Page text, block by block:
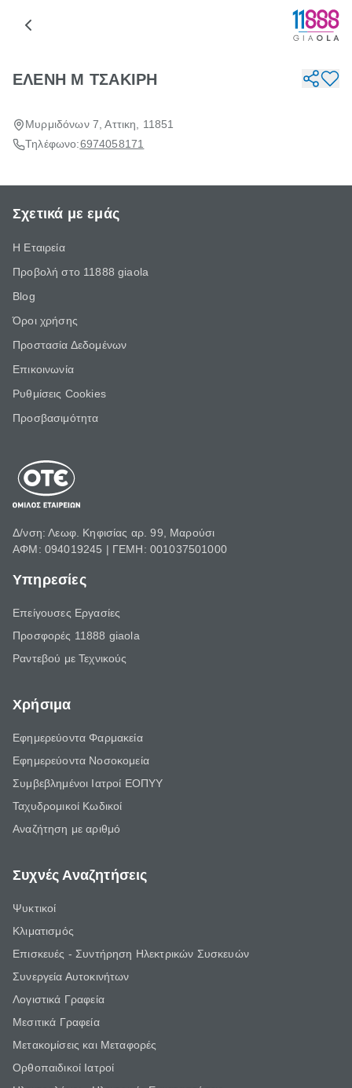
ΕΛΕΝΗ Μ ΤΣΑΚΙΡΗ
Μυρμιδόνων 7, Αττικη, 11851
Τηλέφωνο:6974058171
Σχετικά με εμάς
Η Εταιρεία
Προβολή στο 11888 giaola
Blog
Όροι χρήσης
Προστασία Δεδομένων
Επικοινωνία
Ρυθμίσεις Cookies
Προσβασιμότητα
Δ/νση: Λεωφ. Κηφισίας αρ. 99, Μαρούσι
ΑΦΜ: 094019245 | ΓΕΜΗ: 001037501000
Υπηρεσίες
Επείγουσες Εργασίες
Προσφορές 11888 giaola
Ραντεβού με Τεχνικούς
Χρήσιμα
Εφημερεύοντα Φαρμακεία
Εφημερεύοντα Νοσοκομεία
Συμβεβλημένοι Ιατροί ΕΟΠΥΥ
Ταχυδρομικοί Κωδικοί
Αναζήτηση με αριθμό
Συχνές Αναζητήσεις
Ψυκτικοί
Κλιματισμός
Επισκευές - Συντήρηση Ηλεκτρικών Συσκευών
Συνεργεία Αυτοκινήτων
Λογιστικά Γραφεία
Μεσιτικά Γραφεία
Μετακομίσεις και Μεταφορές
Ορθοπαιδικοί Ιατροί